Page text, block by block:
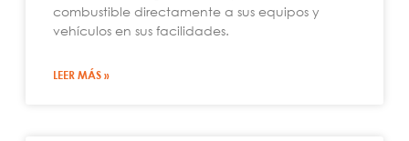
combustible directamente a sus equipos y
vehículos en sus facilidades.
LEER MÁS »